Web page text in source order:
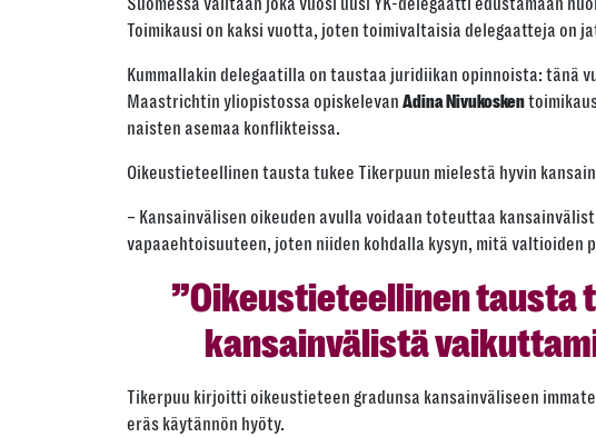
Toimikausi on kaksi vuotta, joten toimivaltaisia delegaatteja on
Kummallakin delegaatilla on taustaa juridiikan opinnoista: tänä
Maastrichtin yliopistossa opiskelevan Adina Nivukosken
naisten asemaa konflikteissa.
Oikeustieteellinen tausta tukee Tikerpuun mielestä hyvin
– Kansainvälisen oikeuden avulla voidaan toteuttaa
vapaaehtoisuuteen, joten niiden kohdalla kysyn, mitä valtioiden
”Oikeustieteellinen tausta
kansainvälistä
Tikerpuu kirjoitti oikeustieteen gradunsa kansainväliseen
eräs käytännön hyöty.